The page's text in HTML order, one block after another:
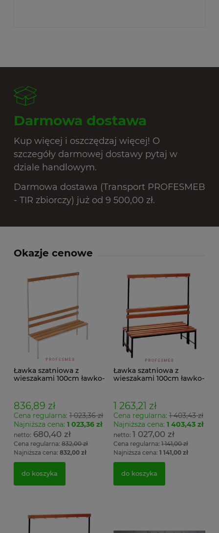
Darmowa dostawa
Kup więcej i oszczędzaj więcej! O
szczegóły darmowej dostawy pytaj w
dziale handlowym.
Darmowa dostawa (Transport PROFESMEB
- TIR zbiorczy) już od 9 500,00 zł.
Okazje cenowe
Ławka szatniowa z
wieszakami 100cm ławko-
836,89 zł
Cena regularna: 1 023,36 zł
Najniższa cena: 1 023,36 zł
680,40 zł
Cena regularna: 832,00 zł
Najniższa cena: 832,00 zł
do koszyka
Ławka szatniowa z
wieszakami 100cm ławko-
1 263,21 zł
Cena regularna:1 403,43 zł
Najniższa cena: 1 403,43 zł
1 027,00 zł
Cena regularna:1 141,00 zł
Najniższa cena: 1 141,00 zł
do koszyka